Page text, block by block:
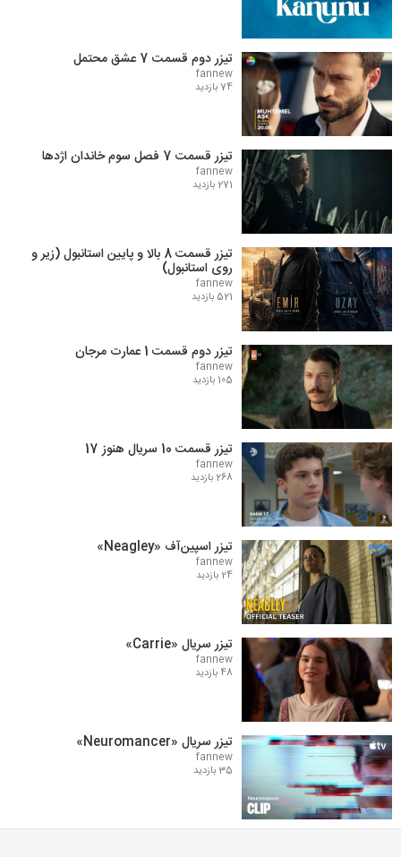
تیزر دوم قسمت 7 عشق محتمل
fannew
74 بازدید
تیزر قسمت 7 فصل سوم خاندان اژدها
fannew
271 بازدید
تیزر قسمت 8 بالا و پایین استانبول (زیر و
روی استانبول)
fannew
521 بازدید
تیزر دوم قسمت 1 عمارت مرجان
fannew
105 بازدید
تیزر قسمت 10 سریال هنوز 17
fannew
268 بازدید
تیزر اسپین‌آف «Neagley»
fannew
24 بازدید
تیزر سریال «Carrie»
fannew
48 بازدید
تیزر سریال «Neuromancer»
fannew
35 بازدید